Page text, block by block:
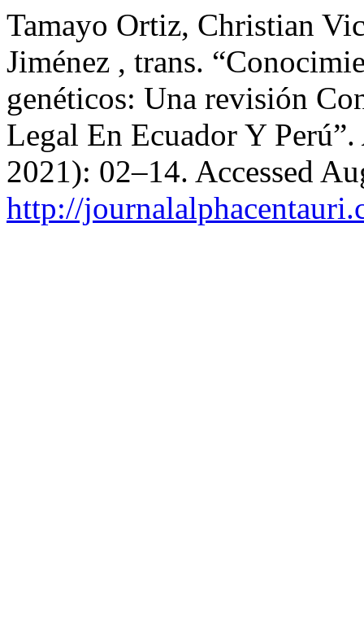
Tamayo Ortiz, Christian
Jiménez , trans.
genéticos: Una revisión
Legal En Ecuador Y Perú”.
2021): 02–14. Accessed
http://